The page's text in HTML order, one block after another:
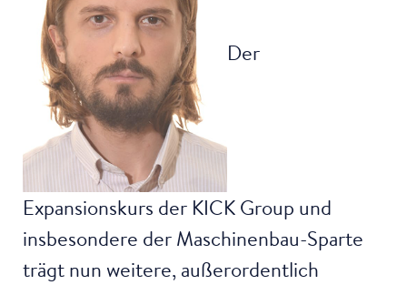
Der
Expansionskurs der KICK Group und
insbesondere der Maschinenbau-Sparte
trägt nun weitere, außerordentlich